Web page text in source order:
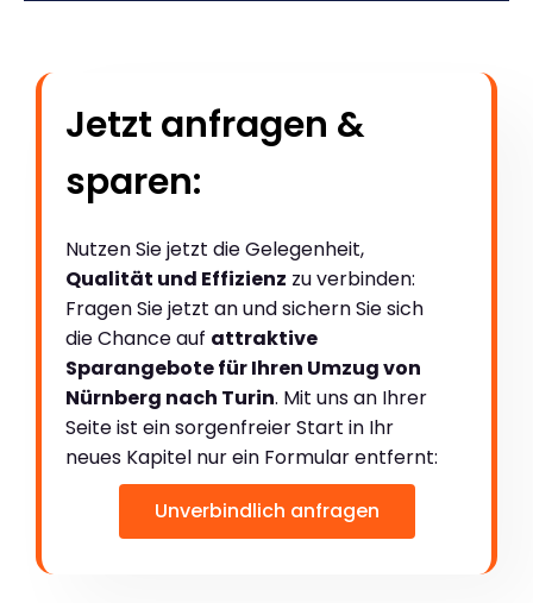
Jetzt anfragen &
sparen:
Nutzen Sie jetzt die Gelegenheit,
Qualität und Effizienz zu verbinden:
Fragen Sie jetzt an und sichern Sie sich
die Chance auf attraktive
Sparangebote für Ihren Umzug von
Nürnberg nach Turin. Mit uns an Ihrer
Seite ist ein sorgenfreier Start in Ihr
neues Kapitel nur ein Formular entfernt:
Unverbindlich anfragen